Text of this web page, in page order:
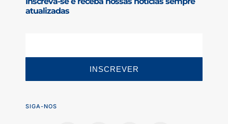
atualizadas
INSCREVER
SIGA-NOS